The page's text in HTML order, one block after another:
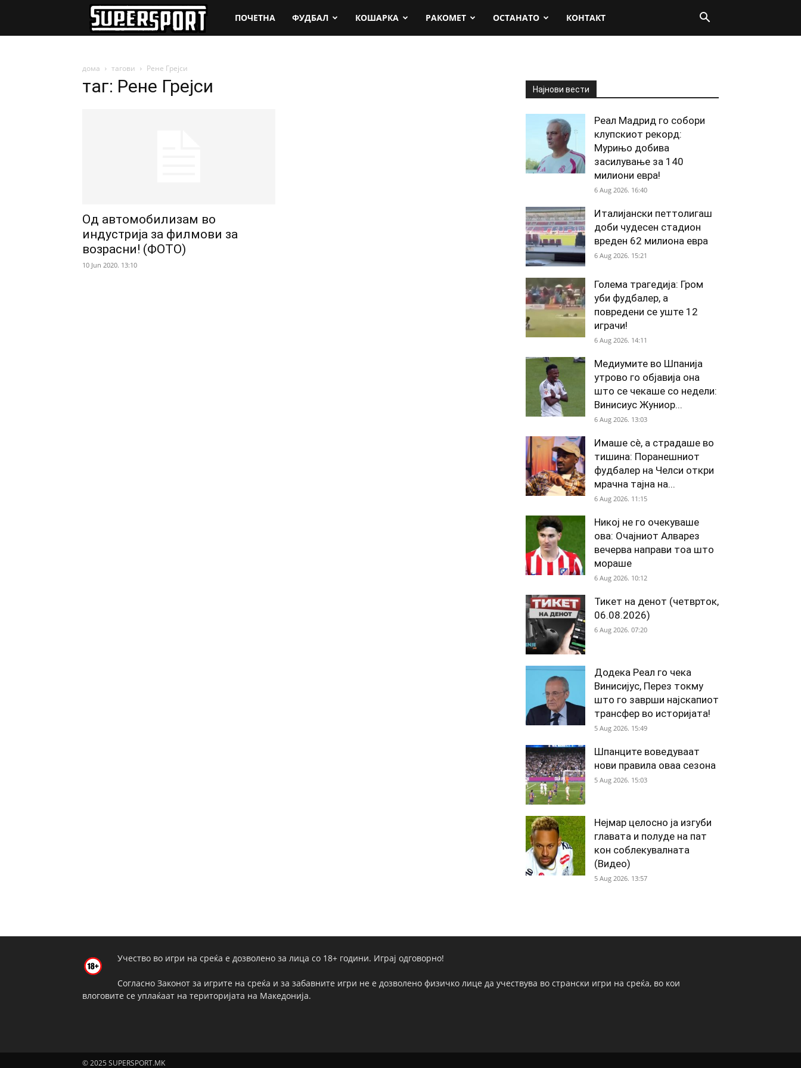
SuperSport.mk
ПОЧЕТНА ФУДБАЛ КОШАРКА РАКОМЕТ ОСТАНАТО КОНТАКТ
дома тагови Рене Грејси
таг: Рене Грејси
Од автомобилизам во
индустрија за филмови за
возрасни! (ФОТО)
10 Jun 2020. 13:10
Најнови вести
Реал Мадрид го собори
клупскиот рекорд:
Мурињо добива
засилување за 140
милиони евра!
6 Aug 2026. 16:40
Италијански петтолигаш
доби чудесен стадион
вреден 62 милиона евра
6 Aug 2026. 15:21
Голема трагедија: Гром
уби фудбалер, а
повредени се уште 12
играчи!
6 Aug 2026. 14:11
Медиумите во Шпанија
утрово го објавија она
што се чекаше со недели:
Винисиус Жуниор...
6 Aug 2026. 13:03
Имаше сè, а страдаше во
тишина: Поранешниот
фудбалер на Челси откри
мрачна тајна на...
6 Aug 2026. 11:15
Никој не го очекуваше
ова: Очајниот Алварез
вечерва направи тоа што
мораше
6 Aug 2026. 10:12
Тикет на денот (четврток,
06.08.2026)
6 Aug 2026. 07:20
Додека Реал го чека
Винисијус, Перез токму
што го заврши најскапиот
трансфер во историјата!
5 Aug 2026. 15:49
Шпанците воведуваат
нови правила оваа сезона
5 Aug 2026. 15:03
Нејмар целосно ја изгуби
главата и полуде на пат
кон соблекувалната
(Видео)
5 Aug 2026. 13:57
Учество во игри на среќа е дозволено за лица со 18+ години. Играј одговорно!
Согласно Законот за игрите на среќа и за забавните игри не е дозволено физичко лице да учествува во странски игри на среќа, во кои
влоговите се уплаќаат на територијата на Македонија.
© 2025 SUPERSPORT.MK